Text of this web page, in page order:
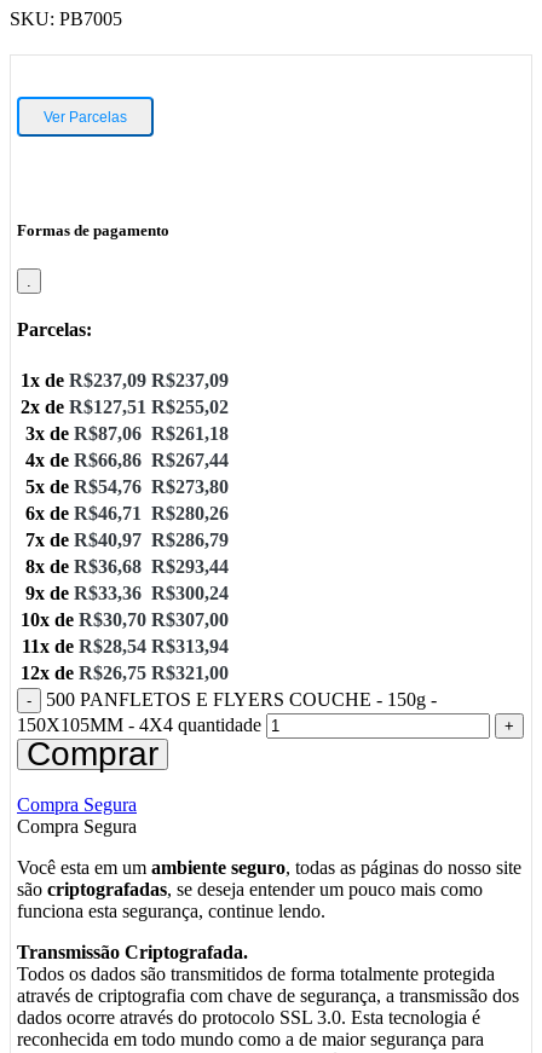
SKU: PB7005
Ver Parcelas
Formas de pagamento
Parcelas:
1x de R$237,09 R$237,09
2x de R$127,51 R$255,02
3x de R$87,06 R$261,18
4x de R$66,86 R$267,44
5x de R$54,76 R$273,80
6x de R$46,71 R$280,26
7x de R$40,97 R$286,79
8x de R$36,68 R$293,44
9x de R$33,36 R$300,24
10x de R$30,70 R$307,00
11x de R$28,54 R$313,94
12x de R$26,75 R$321,00
500 PANFLETOS E FLYERS COUCHE - 150g -
150X105MM - 4X4 quantidade
Comprar
Compra Segura
Compra Segura
Você esta em um ambiente seguro, todas as páginas do nosso site
são criptografadas, se deseja entender um pouco mais como
funciona esta segurança, continue lendo.
Transmissão Criptografada.
Todos os dados são transmitidos de forma totalmente protegida
através de criptografia com chave de segurança, a transmissão dos
dados ocorre através do protocolo SSL 3.0. Esta tecnologia é
reconhecida em todo mundo como a de maior segurança para